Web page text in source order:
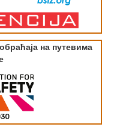
на путевима